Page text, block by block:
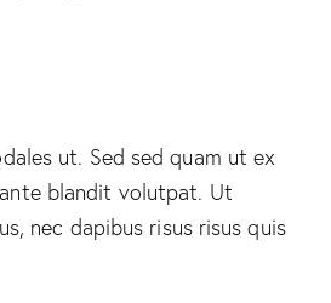
ut. Sed sed quam ut ex
blandit volutpat. Ut
nec dapibus risus risus quis